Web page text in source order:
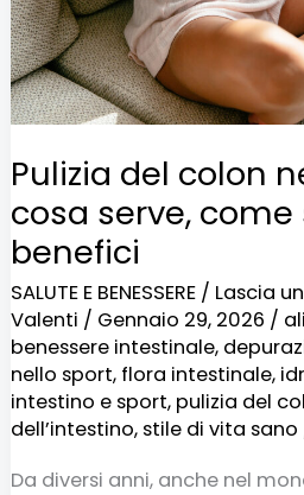
Pulizia del colon
cosa serve, come
benefici
SALUTE E BENESSERE/ Lascia
Valenti / Gennaio 29, 2026 /
benessere intestinale,
nello sport, flora intestinale,
intestino e sport, pulizia del
dell’intestino, stile di vita sano
Da diversi anni, anche nel
cosa
serve,
come
fa
e
benefici